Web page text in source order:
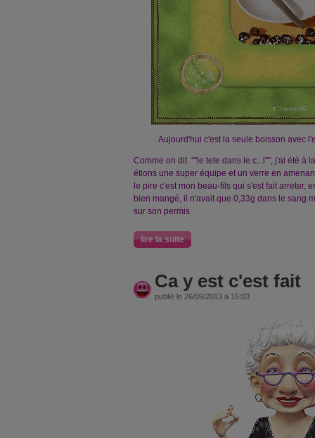
Aujourd'hui c'est la seule boisson avec
Comme on dit ""le tete dans le c...l"", j'ai été à
étions une super équipe et un verre en
le pire c'est mon beau-fils qui s'est fait arreter,
bien mangé, il n'avait que 0,33g dans le sang
sur son permis
lire la suite
Ca y est c'est fait
publié le 26/09/2013 à 15:03